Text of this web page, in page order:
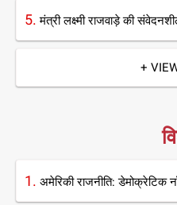
5.मंत्री लक्ष्मी राजवाड़े की
+
1. अमेरिकी राजनीति: डेमोक्रेटिक